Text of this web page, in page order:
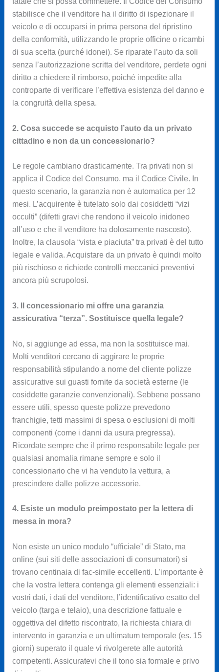
stabilisce che il venditore ha il diritto di ispezionare il
veicolo e di occuparsi in prima persona del ripristino
della conformità, utilizzando le proprie officine o ricambi
di sua scelta (purché idonei). Se riparate l’auto da soli
senza l’autorizzazione scritta del venditore, perdete ogni
diritto a chiedere il rimborso, poiché impedite alla
controparte di verificare l’effettiva esistenza del danno e
la congruità della spesa.
2. Cosa succede se acquisto l’auto da un privato
cittadino e non da un concessionario?
Le regole cambiano drasticamente. Tra privati non si
applica il Codice del Consumo, ma il Codice Civile. In
questo scenario, la garanzia non è automatica per 12
mesi. L’acquirente è tutelato solo dai cosiddetti “vizi
occulti” (difetti gravi che rendono il veicolo inidoneo
all’uso e che il venditore ha dolosamente nascosto).
Inoltre, la clausola “vista e piaciuta” tra privati è del tutto
legale e valida. Acquistare da un privato è quindi molto
più rischioso e richiede controlli meccanici preventivi
ancora più scrupolosi.
3. Il concessionario mi offre una garanzia
assicurativa “terza”. Sostituisce quella legale?
No, si aggiunge ad essa, ma non la sostituisce mai.
Molti venditori cercano di aggirare le proprie
responsabilità stipulando a nome del cliente polizze
assicurative sui guasti fornite da società esterne (le
cosiddette garanzie convenzionali). Sebbene possano
essere utili, spesso queste polizze prevedono
franchigie, tetti massimi di spesa o esclusioni di molti
componenti (come i danni da usura pregressa).
Ricordate sempre che il primo responsabile legale per
qualsiasi anomalia rimane sempre e solo il
concessionario che vi ha venduto la vettura, a
prescindere dalle polizze accessorie.
4. Esiste un modulo preimpostato per la lettera di
messa in mora?
Non esiste un unico modulo “ufficiale” di Stato, ma
online (sui siti delle associazioni di consumatori) si
trovano centinaia di fac-simile eccellenti. L’importante è
che la vostra lettera contenga gli elementi essenziali: i
vostri dati, i dati del venditore, l’identificativo esatto del
veicolo (targa e telaio), una descrizione fattuale e
oggettiva del difetto riscontrato, la richiesta chiara di
intervento in garanzia e un ultimatum temporale (es. 15
giorni) superato il quale vi rivolgerete alle autorità
competenti. Assicuratevi che il tono sia formale e privo